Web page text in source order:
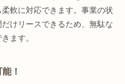
軟に対応できます。事業の状
けリースできるため、無駄な
ます。
！